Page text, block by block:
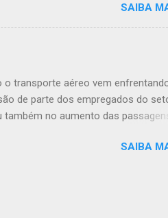
de viajar apenas com a mala de
SAIBA
transporte aéreo vem
de parte dos empregados do
no aumento das passagens
com uma forte demandaSAIBA